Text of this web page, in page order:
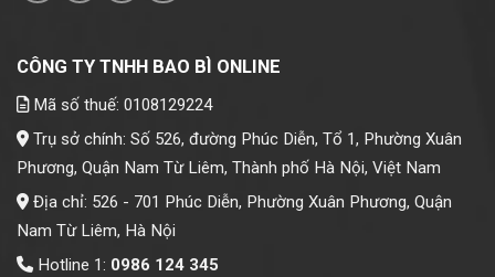
CÔNG TY TNHH BAO BÌ ONLINE
Mã số thuế: 0108129224
Trụ sở chính: Số 526, đường Phúc Diễn, Tổ 1, Phường Xuân
Phương, Quận Nam Từ Liêm, Thành phố Hà Nội, Việt Nam
Địa chỉ: 526 - 701 Phúc Diễn, Phường Xuân Phương, Quận
Nam Từ Liêm, Hà Nội
Hotline 1: 0986 124 345